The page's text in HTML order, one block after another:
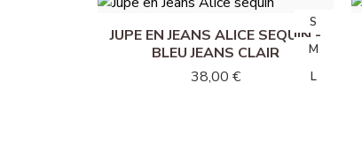
S
M
L
JUPE EN JEANS ALICE SEQUIN -
BLEU JEANS CLAIR
38,00 €
S
M
L